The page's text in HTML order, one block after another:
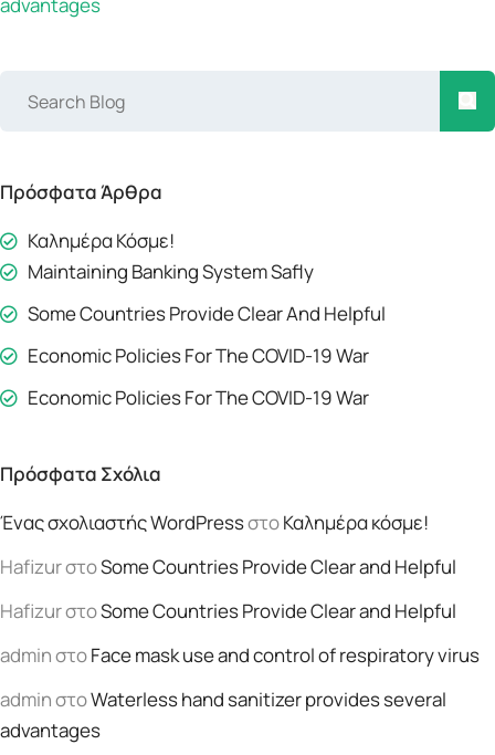
advantages
Πρόσφατα Άρθρα
Καλημέρα Κόσμε!
Maintaining Banking System Safly
Some Countries Provide Clear And Helpful
Economic Policies For The COVID-19 War
Economic Policies For The COVID-19 War
Πρόσφατα Σχόλια
Ένας σχολιαστής WordPressστοΚαλημέρα κόσμε!
HafizurστοSome Countries Provide Clear and Helpful
HafizurστοSome Countries Provide Clear and Helpful
adminστοFace mask use and control of respiratory virus
adminστοWaterless hand sanitizer provides several
advantages